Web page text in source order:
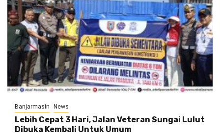
Banjarmasin News
Lebih Cepat 3 Hari, Jalan Veteran Sungai Lulut
Dibuka Kembali Untuk Umum